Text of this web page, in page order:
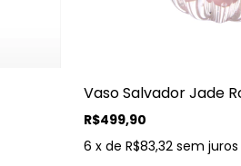
Vaso Salvador Jade
R$499,90
6 x de R$83,32 sem juros